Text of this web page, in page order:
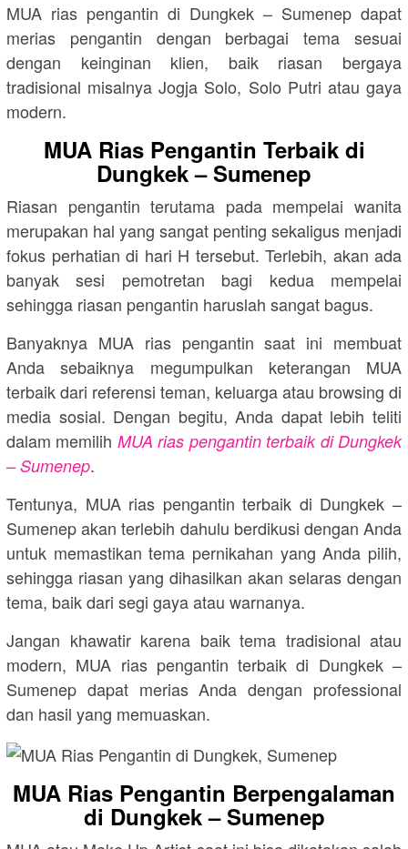
MUA rias pengantin di Dungkek – Sumenep dapat
merias pengantin dengan berbagai tema sesuai
dengan keinginan klien, baik riasan bergaya
tradisional misalnya Jogja Solo, Solo Putri atau gaya
modern.
MUA Rias Pengantin Terbaik di
Dungkek – Sumenep
Riasan pengantin terutama pada mempelai wanita
merupakan hal yang sangat penting sekaligus menjadi
fokus perhatian di hari H tersebut. Terlebih, akan ada
banyak sesi pemotretan bagi kedua mempelai
sehingga riasan pengantin haruslah sangat bagus.
Banyaknya MUA rias pengantin saat ini membuat
Anda sebaiknya megumpulkan keterangan MUA
terbaik dari referensi teman, keluarga atau browsing di
media sosial. Dengan begitu, Anda dapat lebih teliti
dalam memilih MUA rias pengantin terbaik di Dungkek
– Sumenep.
Tentunya, MUA rias pengantin terbaik di Dungkek –
Sumenep akan terlebih dahulu berdikusi dengan Anda
untuk memastikan tema pernikahan yang Anda pilih,
sehingga riasan yang dihasilkan akan selaras dengan
tema, baik dari segi gaya atau warnanya.
Jangan khawatir karena baik tema tradisional atau
modern, MUA rias pengantin terbaik di Dungkek –
Sumenep dapat merias Anda dengan professional
dan hasil yang memuaskan.
MUA Rias Pengantin Berpengalaman
di Dungkek – Sumenep